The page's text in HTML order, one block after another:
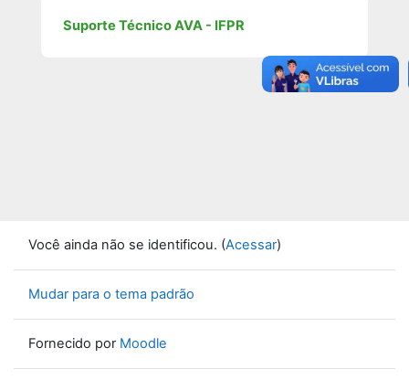
Suporte Técnico AVA - IFPR
Você ainda não se identificou. (Acessar)
Mudar para o tema padrão
Fornecido por Moodle